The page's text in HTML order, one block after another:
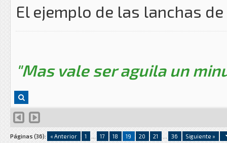
El ejemplo de las lanchas
"Mas vale ser aguila un
Páginas (36): « Anterior 1 ... 17 18 19 20 21 ... 36 Siguiente »